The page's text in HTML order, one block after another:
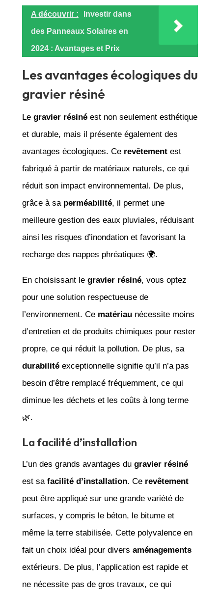
A découvrir : Investir dans
des Panneaux Solaires en
2024 : Avantages et Prix
Les avantages écologiques du
gravier résiné
Le gravier résinéest non seulement esthétique
et durable, mais il présente également des
avantages écologiques. Ce revêtementest
fabriqué à partir de matériaux naturels, ce qui
réduit son impact environnemental. De plus,
grâce à sa perméabilité, il permet une
meilleure gestion des eaux pluviales, réduisant
ainsi les risques d’inondation et favorisant la
recharge des nappes phréatiques 🌍.
En choisissant le gravier résiné, vous optez
pour une solution respectueuse de
l’environnement. Ce matériaunécessite moins
d’entretien et de produits chimiques pour rester
propre, ce qui réduit la pollution. De plus, sa
durabilitéexceptionnelle signifie qu’il n’a pas
besoin d’être remplacé fréquemment, ce qui
diminue les déchets et les coûts à long terme
🌿.
La facilité d’installation
L’un des grands avantages du gravier résiné
est sa facilité d’installation. Ce revêtement
peut être appliqué sur une grande variété de
surfaces, y compris le béton, le bitume et
même la terre stabilisée. Cette polyvalence en
fait un choix idéal pour divers aménagements
extérieurs. De plus, l’application est rapide et
ne nécessite pas de gros travaux, ce qui